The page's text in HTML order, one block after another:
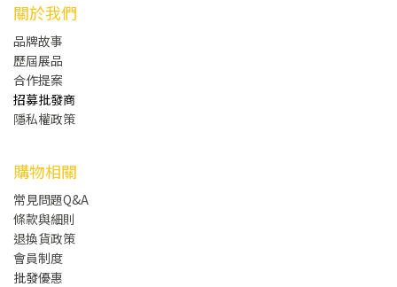
關於我們
品牌故事
歷屆展品
合作提案
招募批發商
隱私權政策
購物相關
常見問題Q&A
條款與細則
退換貨政策
會員制度
批發優惠